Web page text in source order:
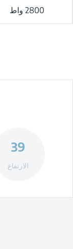
2800 واط
39
الارتفاع